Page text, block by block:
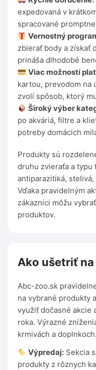
expedovaná v
spracované
Vernostný
zbierať body a získať
prináša dlhodobé
Viac možností
kartou, prevodom na
zvolí spôsob, ktorý
Široký výber
po akváriá, filtre a
potreby domácich
Produkty sú
druhu zvieraťa a typu
antiparazitiká,
Vďaka pravidelným
zákazníci môžu
produktov.
Ako ušetriť
Abc-zoo.sk
na vybrané produkty
využiť dočasné akcie
roka. Výrazné
krmivách a doplnkoch.
Výpredaj: Sekcia
produkty z rôznych